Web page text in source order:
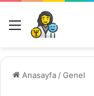
Menü
Anasayfa /Genel